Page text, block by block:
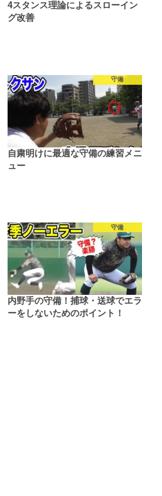
4スタンス理論によるスローイン
グ改善
守備
自粛明けに最適な守備の練習メニ
ュー
守備
内野手の守備！捕球・送球でエラ
ーをしないためのポイント！